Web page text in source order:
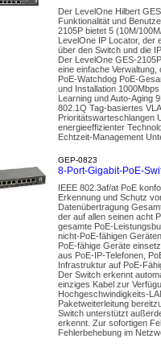
Der LevelOne Hilbert
Funktionalität und
2105P bietet 5 (10M/
LevelOne IP Locator, der
über den Switch und die
Der LevelOne GES-
eine einfache
PoE-Watchdog PoE-
und Installation
Learning und Auto-Aging
802.1Q Tag-basiertes
Prioritätswarteschlangen
energieeffizienter
Echtzeit-Management
GEP-0823
8-Port-Gigabit-PoE-
IEEE 802.3af/at PoE
Erkennung und Schutz
Datenübertragung
der auf allen seinen acht
gesamte PoE-
nicht-PoE-fähigen
PoE-fähige Geräte
aus PoE-IP-Telefonen,
Infrastruktur auf PoE-
Der Switch erkennt
einziges Kabel zur
Hochgeschwindigkeits-
Paketweiterleitung
Switch unterstützt
erkennt. Zur sofortigen
Fehlerbehebung im